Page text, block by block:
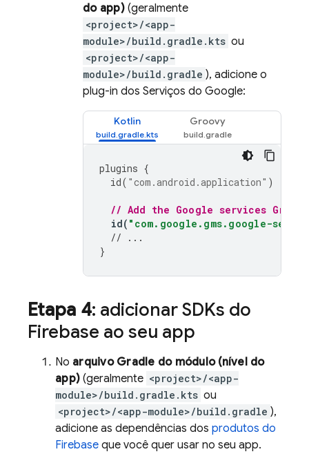
do app)(geralmente
<project>/<app-
module>/build.gradle.kts ou
<project>/<app-
module>/build.gradle ), adicione o
plug-in dos Serviços do Google:
Kotlin Groovy
plugins {
id( "com.android.application" )
// Add the Google services
id( "com.google.gms.google-
// ...
}
Etapa 4: adicionar SDKs do
Firebase ao seu app
No arquivo Gradle do módulo (nível do
app) (geralmente <project>/<app-
module>/build.gradle.kts ou
<project>/<app-module>/build.gradle ),
adicione as dependências dos produtos do
Firebase que você quer usar no seu app.